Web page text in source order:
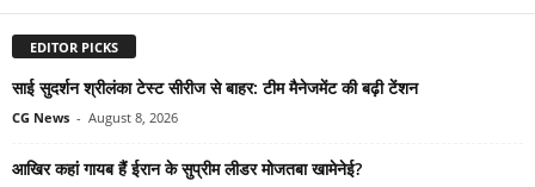
EDITOR PICKS
साई सुदर्शन श्रीलंका टेस्ट सीरीज से बाहर: टीम मैनेजमेंट की बढ़ी टेंशन
CG News - August 8, 2026
आखिर कहां गायब हैं ईरान के सुप्रीम लीडर मोजतबा खामेनेई?